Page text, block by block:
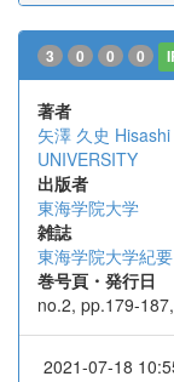
3 0 0 0
著者
矢澤 久史 Hisashi
UNIVERSITY
出版者
東海学院大学
雑誌
東海学院大学紀要
巻号頁・発行日
no.2, pp.179-
2021-07-18